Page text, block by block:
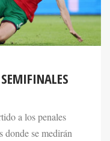
a los penales
donde se medirán